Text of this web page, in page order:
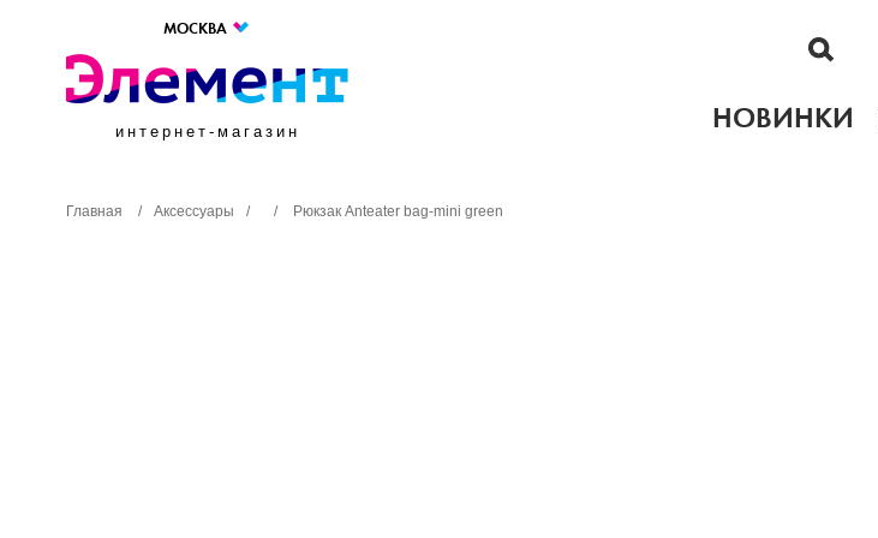
МОСКВА
интернет-магазин НОВИНКИ
Главная / Аксессуары / / Рюкзак Anteater bag-mini green